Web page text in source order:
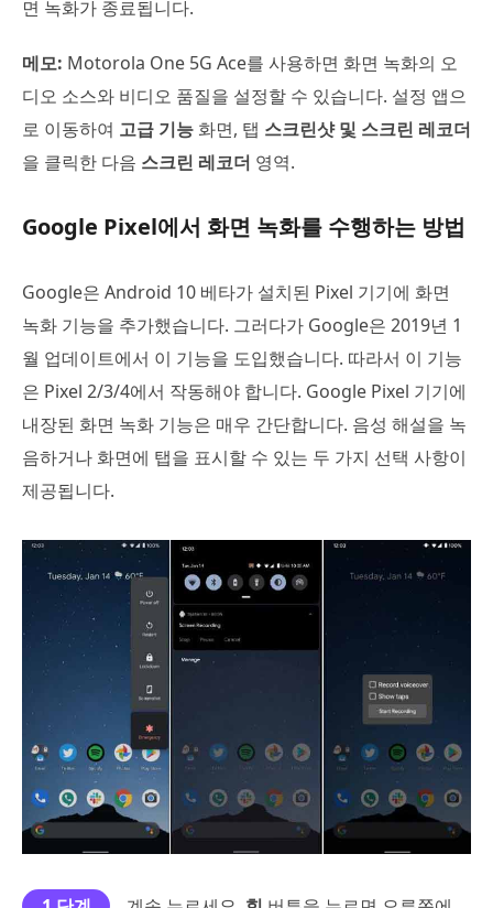
면 녹화가 종료됩니다.
메모: Motorola One 5G Ace를 사용하면 화면 녹화의 오
디오 소스와 비디오 품질을 설정할 수 있습니다. 설정 앱으
로 이동하여 고급 기능 화면, 탭 스크린샷 및 스크린 레코더
을 클릭한 다음 스크린 레코더 영역.
Google Pixel에서 화면 녹화를 수행하는 방법
Google은 Android 10 베타가 설치된 Pixel 기기에 화면
녹화 기능을 추가했습니다. 그러다가 Google은 2019년 1
월 업데이트에서 이 기능을 도입했습니다. 따라서 이 기능
은 Pixel 2/3/4에서 작동해야 합니다. Google Pixel 기기에
내장된 화면 녹화 기능은 매우 간단합니다. 음성 해설을 녹
음하거나 화면에 탭을 표시할 수 있는 두 가지 선택 사항이
제공됩니다.